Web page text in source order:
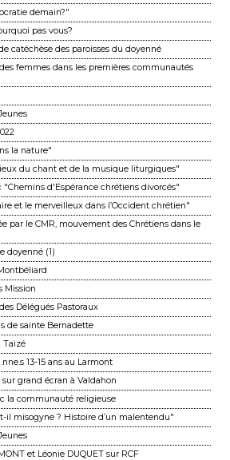
demain?"
pas vous?
catéchèse des paroisses du doyenné
femmes dans les premières communautés
la nature"
du chant et de la musique liturgiques"
"Chemins d'Espérance chrétiens divorcés"
et le merveilleux dans l’Occident chrétien"
par le CMR, mouvement des Chrétiens dans le
doyenné (1)
Mission
Délégués Pastoraux
de sainte Bernadette
Taizé
13-15 ans au Larmont
grand écran à Valdahon
la communauté religieuse
il misogyne ? Histoire d’un malentendu"
et Léonie DUQUET sur RCF